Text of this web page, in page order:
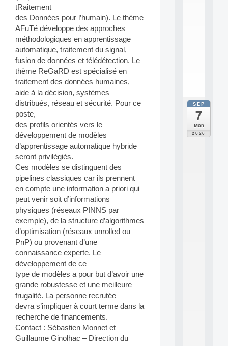
tRaitement
des Données pour l’humain). Le thème
AFuTé développe des approches
méthodologiques en apprentissage
automatique, traitement du signal,
fusion de données et télédétection. Le
thème ReGaRD est spécialisé en
traitement des données humaines,
aide à la décision, systèmes
distribués, réseau et sécurité. Pour ce
poste,
des profils orientés vers le
développement de modèles
d’apprentissage automatique hybride
seront privilégiés.
Ces modèles se distinguent des
pipelines classiques car ils prennent
en compte une information a priori qui
peut venir soit d’informations
physiques (réseaux PINNS par
exemple), de la structure d’algorithmes
d’optimisation (réseaux unrolled ou
PnP) ou provenant d’une
connaissance experte. Le
développement de ce
type de modèles a pour but d’avoir une
grande robustesse et une meilleure
frugalité. La personne recrutée
devra s’impliquer à court terme dans la
recherche de financements.
Contact : Sébastien Monnet et
Guillaume Ginolhac – Direction du
SEP
7
Mon
2026